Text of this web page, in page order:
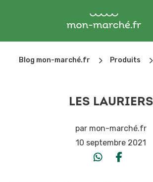
Blog mon-marché.fr 5 Produits 5
LES LAURIERS
par mon-marché.fr
10 septembre 2021